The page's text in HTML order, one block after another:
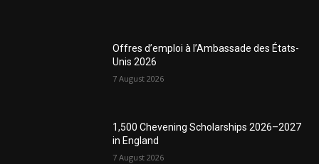
Offres d’emploi à l’Ambassade des États-
Unis 2026
7 August 2026
1,500 Chevening Scholarships 2026–2027
in England
7 August 2026